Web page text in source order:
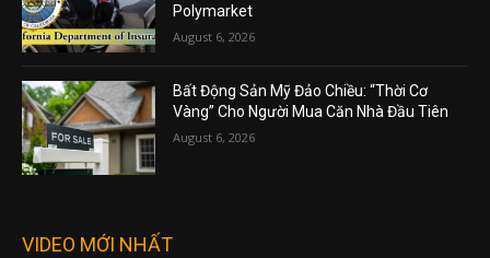
Polymarket
August 6, 2026
Bất Động Sản Mỹ Đảo Chiều: “Thời Cơ
Vàng” Cho Người Mua Căn Nhà Đầu Tiên
August 6, 2026
VIDEO MỚI NHẤT